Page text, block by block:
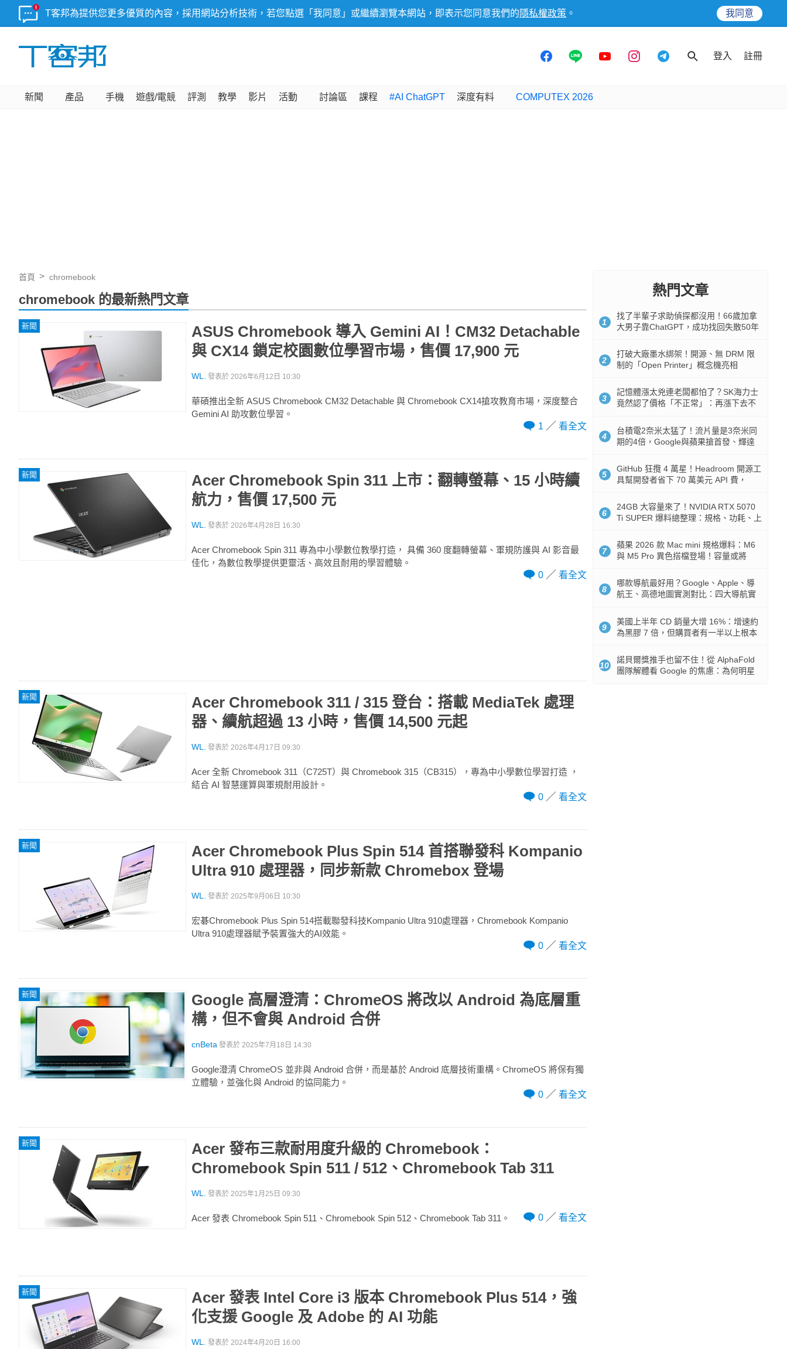
T客邦為提供您更多優質的內容，採用網站分析技術，若您點選「我同意」或繼續瀏覽本網站，即表示您同意我們的 隱私權政策 。 我同意
登入 註冊
新聞 產品 手機 遊戲/電競 評測 教學 影片 活動 討論區 課程 #AI ChatGPT 深度有料 COMPUTEX 2026
首頁 chromebook
chromebook 的最新熱門文章
新聞
ASUS Chromebook 導入 Gemini AI！CM32 Detachable
與 CX14 鎖定校園數位學習市場，售價 17,900 元
WL. 發表於 2026年6月12日 10:30
華碩推出全新 ASUS Chromebook CM32 Detachable 與 Chromebook CX14搶攻教育市場，深度整合
Gemini AI 助攻數位學習。
1
看全文
新聞
Acer Chromebook Spin 311 上市：翻轉螢幕、15 小時續
航力，售價 17,500 元
WL. 發表於 2026年4月28日 16:30
Acer Chromebook Spin 311 專為中小學數位教學打造， 具備 360 度翻轉螢幕、軍規防護與 AI 影音最
佳化，為數位教學提供更靈活、高效且耐用的學習體驗。
0
看全文
新聞
Acer Chromebook 311 / 315 登台：搭載 MediaTek 處理
器、續航超過 13 小時，售價 14,500 元起
WL. 發表於 2026年4月17日 09:30
Acer 全新 Chromebook 311（C725T）與 Chromebook 315（CB315），專為中小學數位學習打造 ，
結合 AI 智慧運算與軍規耐用設計。
0
看全文
新聞
Acer Chromebook Plus Spin 514 首搭聯發科 Kompanio
Ultra 910 處理器，同步新款 Chromebox 登場
WL. 發表於 2025年9月06日 10:30
宏碁Chromebook Plus Spin 514搭載聯發科技Kompanio Ultra 910處理器，Chromebook Kompanio
Ultra 910處理器賦予裝置強大的AI效能。
0
看全文
新聞
Google 高層澄清：ChromeOS 將改以 Android 為底層重
構，但不會與 Android 合併
cnBeta 發表於 2025年7月18日 14:30
Google澄清 ChromeOS 並非與 Android 合併，而是基於 Android 底層技術重構。ChromeOS 將保有獨
立體驗，並強化與 Android 的協同能力。
0
看全文
新聞
Acer 發布三款耐用度升級的 Chromebook：
Chromebook Spin 511 / 512、Chromebook Tab 311
WL. 發表於 2025年1月25日 09:30
Acer 發表 Chromebook Spin 511、Chromebook Spin 512、Chromebook Tab 311。 0 看全文
新聞
Acer 發表 Intel Core i3 版本 Chromebook Plus 514，強
化支援 Google 及 Adobe 的 AI 功能
WL. 發表於 2024年4月20日 16:00
熱門文章
1
找了半輩子求助偵探都沒用！66歲加拿
大男子靠ChatGPT，成功找回失散50年
2
打破大廠墨水綁架！開源、無 DRM 限
制的「Open Printer」概念機亮相
3
記憶體漲太兇連老闆都怕了？SK海力士
竟然認了價格「不正常」：再漲下去不
4
台積電2奈米太猛了！流片量是3奈米同
期的4倍，Google與蘋果搶首發、輝達
5
GitHub 狂攬 4 萬星！Headroom 開源工
具幫開發者省下 70 萬美元 API 費，
6
24GB 大容量來了！NVIDIA RTX 5070
Ti SUPER 爆料總整理：規格、功耗、上
7
蘋果 2026 款 Mac mini 規格爆料：M6
與 M5 Pro 異色搭檔登場！容量或將
8
哪款導航最好用？Google、Apple、導
航王、高德地圖實測對比：四大導航實
9
美國上半年 CD 銷量大增 16%：增速約
為黑膠 7 倍，但購買者有一半以上根本
10
諾貝爾獎推手也留不住！從 AlphaFold
團隊解體看 Google 的焦慮：為何明星